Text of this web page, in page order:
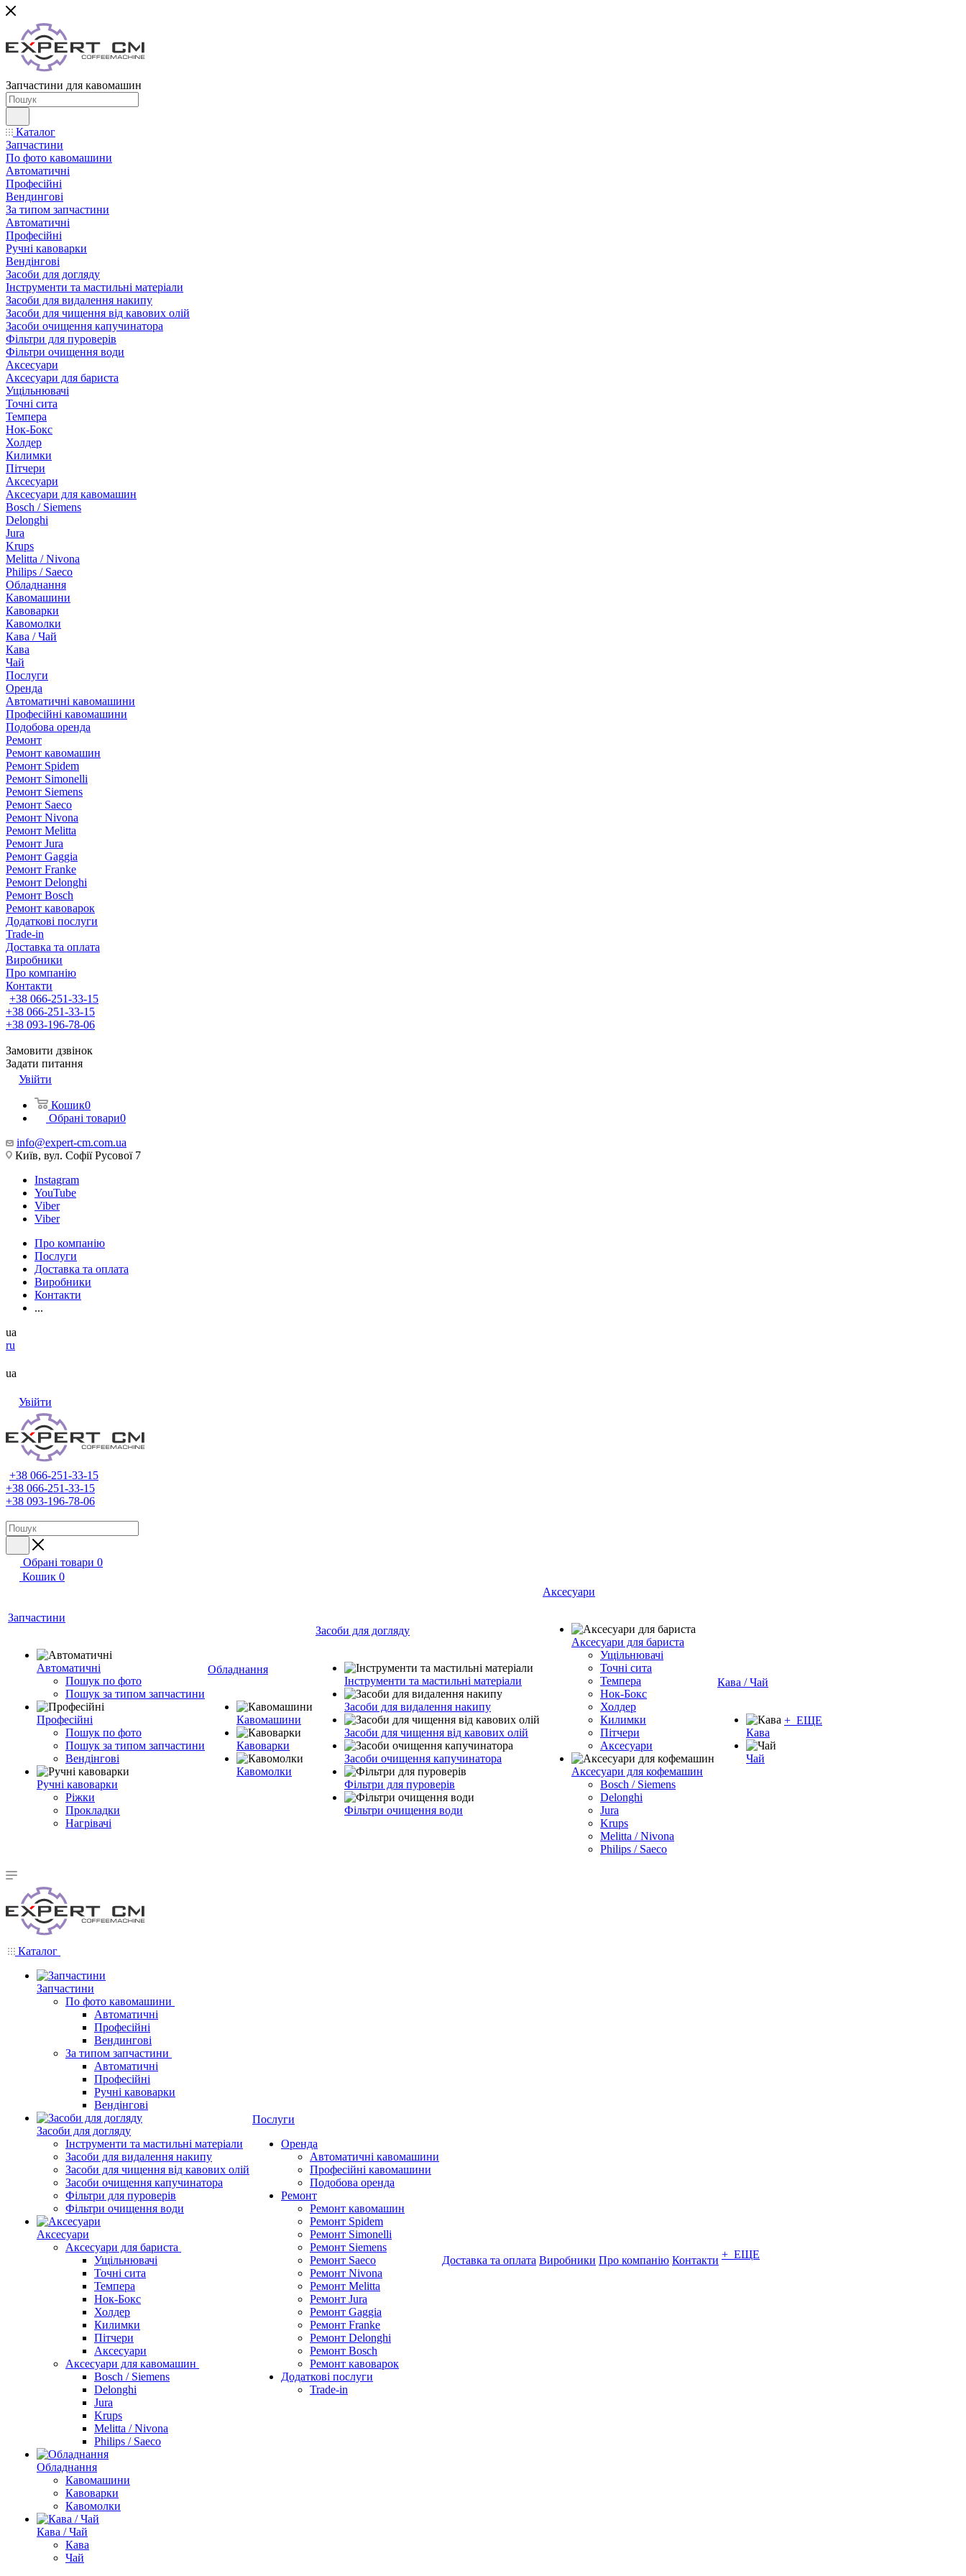
Запчастини для кавомашин
Каталог
Запчастини
По фото кавомашини
Автоматичні
Професійні
Вендингові
За типом запчастини
Автоматичні
Професійні
Ручні кавоварки
Вендінгові
Засоби для догляду
Інструменти та мастильні матеріали
Засоби для видалення накипу
Засоби для чищення від кавових олій
Засоби очищення капучинатора
Фільтри для пуроверів
Фільтри очищення води
Аксесуари
Аксесуари для бариста
Ущільнювачі
Точні сита
Темпера
Нок-Бокс
Холдер
Килимки
Пітчери
Аксесуари
Аксесуари для кавомашин
Bosch / Siemens
Delonghi
Jura
Krups
Melitta / Nivona
Philips / Saeco
Обладнання
Кавомашини
Кавоварки
Кавомолки
Кава / Чай
Кава
Чай
Послуги
Оренда
Автоматичні кавомашини
Професійні кавомашини
Подобова оренда
Ремонт
Ремонт кавомашин
Ремонт Spidem
Ремонт Simonelli
Ремонт Siemens
Ремонт Saeco
Ремонт Nivona
Ремонт Melitta
Ремонт Jura
Ремонт Gaggia
Ремонт Franke
Ремонт Delonghi
Ремонт Bosch
Ремонт кавоварок
Додаткові послуги
Trade-in
Доставка та оплата
Виробники
Про компанію
Контакти
+38 066-251-33-15
+38 066-251-33-15
+38 093-196-78-06
Замовити дзвінок
Задати питання
Увійти
Кошик0
Обрані товари0
info@expert-cm.com.ua
Київ, вул. Софії Русової 7
Instagram
YouTube
Viber
Viber
Про компанію
Послуги
Доставка та оплата
Виробники
Контакти
...
ua
ru
ua
Увійти
+38 066-251-33-15
+38 066-251-33-15
+38 093-196-78-06
Обрані товари 0
Кошик 0
Запчастини
Автоматичні
Пошук по фото
Пошук за типом запчастини
Професійні
Пошук по фото
Пошук за типом запчастини
Вендінгові
Ручні кавоварки
Ріжки
Прокладки
Нагрівачі
Обладнання
Кавомашини
Кавоварки
Кавомолки
Засоби для догляду
Інструменти та мастильні матеріали
Засоби для видалення накипу
Засоби для чищення від кавових олій
Засоби очищення капучинатора
Фільтри для пуроверів
Фільтри очищення води
Аксесуари
Аксесуари для бариста
Ущільнювачі
Точні сита
Темпера
Нок-Бокс
Холдер
Килимки
Пітчери
Аксесуари
Аксесуари для кофемашин
Bosch / Siemens
Delonghi
Jura
Krups
Melitta / Nivona
Philips / Saeco
Кава / Чай
Кава
Чай
+ ЕЩЕ
Каталог
Запчастини
По фото кавомашини
Автоматичні
Професійні
Вендингові
За типом запчастини
Автоматичні
Професійні
Ручні кавоварки
Вендінгові
Засоби для догляду
Інструменти та мастильні матеріали
Засоби для видалення накипу
Засоби для чищення від кавових олій
Засоби очищення капучинатора
Фільтри для пуроверів
Фільтри очищення води
Аксесуари
Аксесуари для бариста
Ущільнювачі
Точні сита
Темпера
Нок-Бокс
Холдер
Килимки
Пітчери
Аксесуари
Аксесуари для кавомашин
Bosch / Siemens
Delonghi
Jura
Krups
Melitta / Nivona
Philips / Saeco
Обладнання
Кавомашини
Кавоварки
Кавомолки
Кава / Чай
Кава
Чай
Послуги
Оренда
Автоматичні кавомашини
Професійні кавомашини
Подобова оренда
Ремонт
Ремонт кавомашин
Ремонт Spidem
Ремонт Simonelli
Ремонт Siemens
Ремонт Saeco
Ремонт Nivona
Ремонт Melitta
Ремонт Jura
Ремонт Gaggia
Ремонт Franke
Ремонт Delonghi
Ремонт Bosch
Ремонт кавоварок
Додаткові послуги
Trade-in
Доставка та оплата Виробники Про компанію Контакти + ЕЩЕ